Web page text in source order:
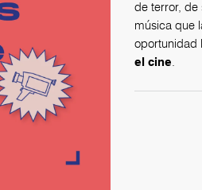
de terror, de
música que
oportunidad
el cine